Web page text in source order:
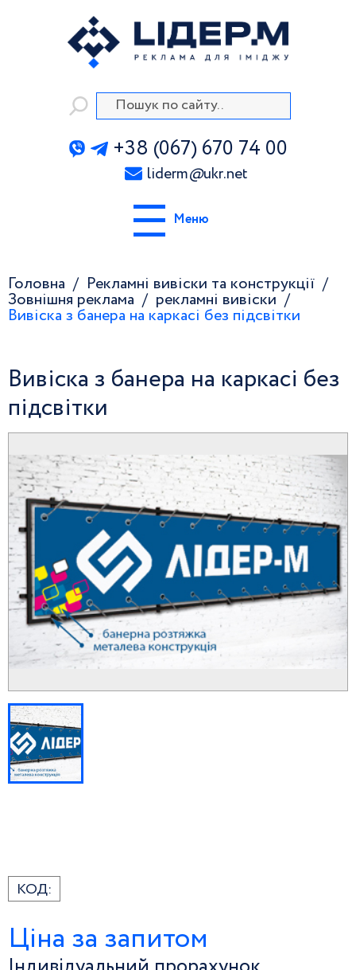
+38 (067) 670 74 00
liderm@ukr.net
Меню
Головна
Рекламні вивіски та конструкції
Зовнішня реклама
рекламні вивіски
Вивіска з банера на каркасі без підсвітки
Вивіска з банера на каркасі без
підсвітки
КОД:
Ціна за запитом